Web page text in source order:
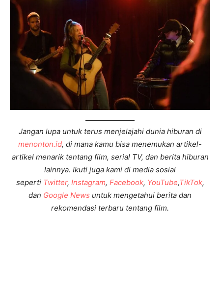
Jangan lupa untuk terus menjelajahi dunia hiburan di
menonton.id, di mana kamu bisa menemukan artikel-
artikel menarik tentang film, serial TV, dan berita hiburan
lainnya. Ikuti juga kami di media sosial
seperti Twitter, Instagram, Facebook, YouTube,TikTok,
dan Google News untuk mengetahui berita dan
rekomendasi terbaru tentang film.